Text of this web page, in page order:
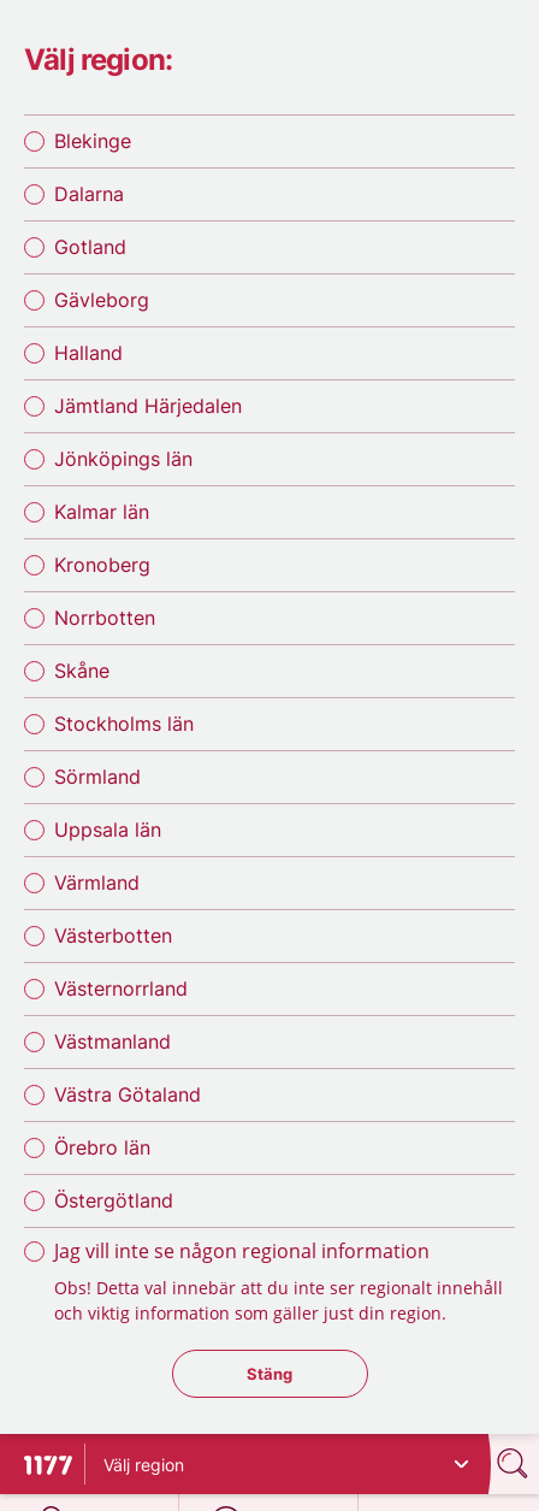
Välj region:
Blekinge
Dalarna
Gotland
Gävleborg
Halland
Jämtland Härjedalen
Jönköpings län
Kalmar län
Kronoberg
Norrbotten
Skåne
Stockholms län
Sörmland
Uppsala län
Värmland
Västerbotten
Västernorrland
Västmanland
Västra Götaland
Örebro län
Östergötland
Jag vill inte se någon regional information
Obs! Detta val innebär att du inte ser regionalt innehåll
och viktig information som gäller just din region.
Stäng regionsväljaren
Stäng
Till startsidan för 1177
Välj region
på 1177.se
på 1177.se